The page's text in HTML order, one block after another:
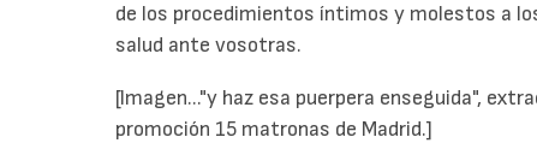
de los procedimientos íntimos y molestos a
salud ante vosotras.
[Imagen..."y haz esa puerpera enseguida",
promoción 15 matronas de Madrid.]